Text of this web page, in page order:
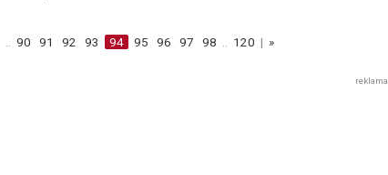
90 91 92 93 94 95 96 97 98 120 | »
reklama